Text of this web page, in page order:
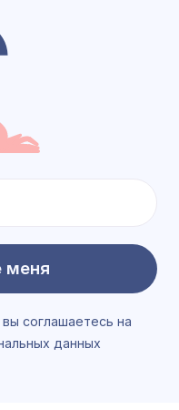
меня
соглашаетесь на
данных